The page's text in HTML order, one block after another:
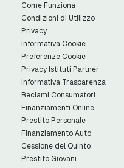
Come Funziona
Condizioni di Utilizzo
Privacy
Informativa Cookie
Preferenze Cookie
Privacy Istituti Partner
Informativa Trasparenza
Reclami Consumatori
Finanziamenti Online
Prestito Personale
Finanziamento Auto
Cessione del Quinto
Prestito Giovani